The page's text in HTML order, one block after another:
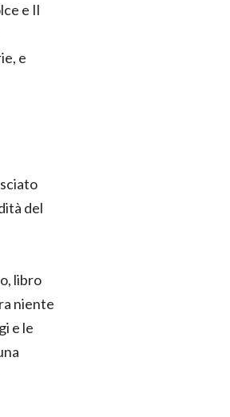
e Il
e
del
libro
niente
e le